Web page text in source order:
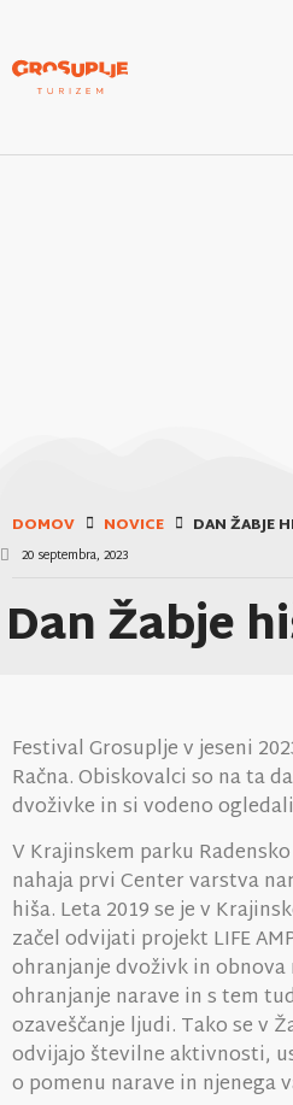
DOMOV NOVICE DAN ŽABJE
20 septembra, 2023
Dan Žabje
Festival Grosuplje v jeseni
Račna. Obiskovalci so na ta
dvoživke in si vodeno
V Krajinskem parku
nahaja prvi Center varstva
hiša. Leta 2019 se je v
začel odvijati projekt LIFE
ohranjanje dvoživk in
ohranjanje narave in s tem
ozaveščanje ljudi. Tako se v
odvijajo številne aktivnosti,
o pomenu narave in njenega